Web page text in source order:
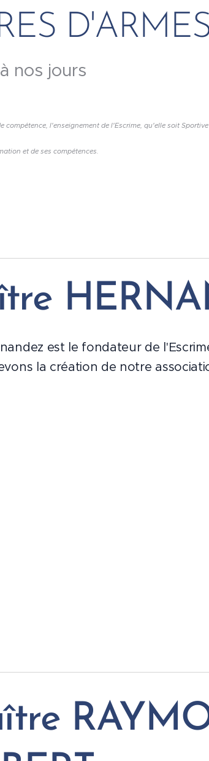
nos jours
l'enseignement de l'Escrime, qu'elle soit
et de ses compétences.
est le fondateur de
la création de notre